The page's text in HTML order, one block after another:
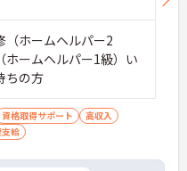
（ホームヘルパー2
ホームヘルパー1級）い
ちの方
資格取得サポート
高収入
給